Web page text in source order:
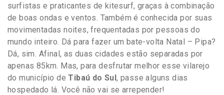
surfistas e praticantes de kitesurf, graças à combinação
de boas ondas e ventos. Também é conhecida por suas
movimentadas noites, frequentadas por pessoas do
mundo inteiro. Dá para fazer um bate-volta Natal – Pipa?
Dá, sim. Afinal, as duas cidades estão separadas por
apenas 85km. Mas, para desfrutar melhor esse vilarejo
do município deTibaú do Sul, passe alguns dias
hospedado lá. Você não vai se arrepender!